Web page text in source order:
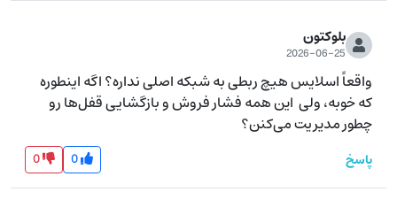
بلوکتون
2026-06-25
چطور مدیریت می‌کنن؟
پاسخ 0
0